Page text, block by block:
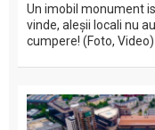
Un imobil monument
vinde, aleșii locali nu
cumpere! (Foto, Video)